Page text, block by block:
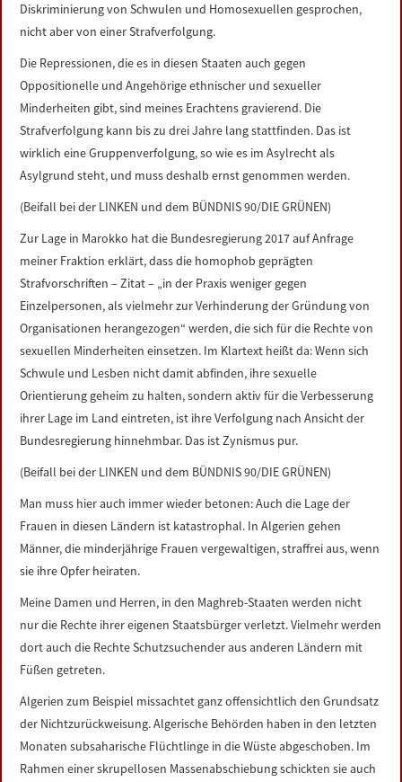
Diskriminierung von Schwulen und Homosexuellen gesprochen,
nicht aber von einer Strafverfolgung.
Die Repressionen, die es in diesen Staaten auch gegen
Oppositionelle und Angehörige ethnischer und sexueller
Minderheiten gibt, sind meines Erachtens gravierend. Die
Strafverfolgung kann bis zu drei Jahre lang stattfinden. Das ist
wirklich eine Gruppenverfolgung, so wie es im Asylrecht als
Asylgrund steht, und muss deshalb ernst genommen werden.
(Beifall bei der LINKEN und dem BÜNDNIS 90/DIE GRÜNEN)
Zur Lage in Marokko hat die Bundesregierung 2017 auf Anfrage
meiner Fraktion erklärt, dass die homophob geprägten
Strafvorschriften – Zitat – „in der Praxis weniger gegen
Einzelpersonen, als vielmehr zur Verhinderung der Gründung von
Organisationen herangezogen“ werden, die sich für die Rechte von
sexuellen Minderheiten einsetzen. Im Klartext heißt da: Wenn sich
Schwule und Lesben nicht damit abfinden, ihre sexuelle
Orientierung geheim zu halten, sondern aktiv für die Verbesserung
ihrer Lage im Land eintreten, ist ihre Verfolgung nach Ansicht der
Bundesregierung hinnehmbar. Das ist Zynismus pur.
(Beifall bei der LINKEN und dem BÜNDNIS 90/DIE GRÜNEN)
Man muss hier auch immer wieder betonen: Auch die Lage der
Frauen in diesen Ländern ist katastrophal. In Algerien gehen
Männer, die minderjährige Frauen vergewaltigen, straffrei aus, wenn
sie ihre Opfer heiraten.
Meine Damen und Herren, in den Maghreb-Staaten werden nicht
nur die Rechte ihrer eigenen Staatsbürger verletzt. Vielmehr werden
dort auch die Rechte Schutzsuchender aus anderen Ländern mit
Füßen getreten.
Algerien zum Beispiel missachtet ganz offensichtlich den Grundsatz
der Nichtzurückweisung. Algerische Behörden haben in den letzten
Monaten subsaharische Flüchtlinge in die Wüste abgeschoben. Im
Rahmen einer skrupellosen Massenabschiebung schickten sie auch